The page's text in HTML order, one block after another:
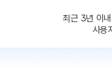
최근 3년 이
사용